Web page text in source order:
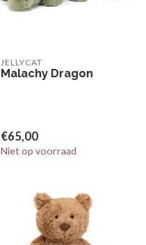
JELLYCAT
Malachy Dragon
€65,00
Niet op voorraad